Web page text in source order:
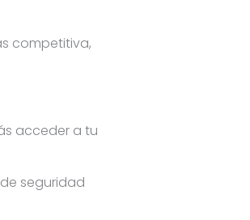
competitiva,
acceder a tu
seguridad